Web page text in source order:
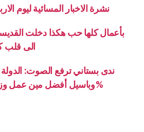
نشرة الاخبار المسائية ليوم الاربعاء 11
بأعمال كلها حب هكذا دخلت
الى قلب
ندى بستاني ترفع الصوت:
وباسيل أفضل مين عمل وزير طاقة، ولوحدنا 40%